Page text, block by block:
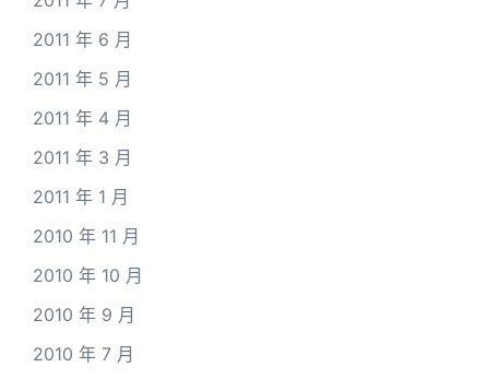
2011 年 6 月
2011 年 5 月
2011 年 4 月
2011 年 3 月
2011 年 1 月
2010 年 11 月
2010 年 10 月
2010 年 9 月
2010 年 7 月